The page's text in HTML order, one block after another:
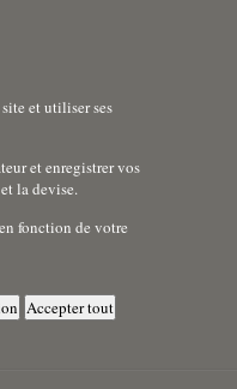
et utiliser ses
et enregistrer vos
la devise.
fonction de votre
Accepter tout